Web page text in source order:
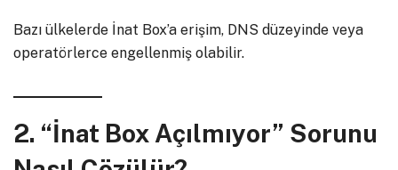
Bazı ülkelerde İnat Box’a erişim, DNS düzeyinde veya
operatörlerce engellenmiş olabilir.
2. “İnat Box Açılmıyor” Sorunu